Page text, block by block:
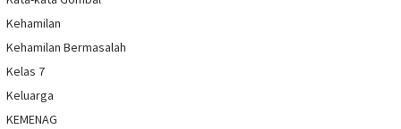
Kehamilan
Kehamilan Bermasalah
Kelas 7
Keluarga
KEMENAG